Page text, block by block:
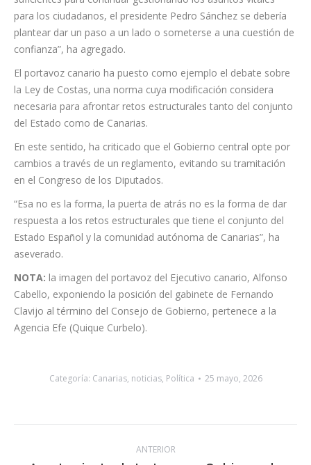
“Si el Gobierno de España es incapaz de articular los apoyos
suficientes para continuar gestionando los asuntos vitales
para los ciudadanos, el presidente Pedro Sánchez se debería
plantear dar un paso a un lado o someterse a una cuestión de
confianza”, ha agregado.
El portavoz canario ha puesto como ejemplo el debate sobre
la Ley de Costas, una norma cuya modificación considera
necesaria para afrontar retos estructurales tanto del conjunto
del Estado como de Canarias.
En este sentido, ha criticado que el Gobierno central opte por
cambios a través de un reglamento, evitando su tramitación
en el Congreso de los Diputados.
“Esa no es la forma, la puerta de atrás no es la forma de dar
respuesta a los retos estructurales que tiene el conjunto del
Estado Español y la comunidad autónoma de Canarias”, ha
aseverado.
NOTA: la imagen del portavoz del Ejecutivo canario, Alfonso
Cabello, exponiendo la posición del gabinete de Fernando